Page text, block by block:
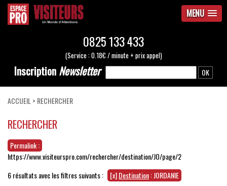
MENU
0825 133 433
(Service : 0.18€ / minute + prix appel)
InscriptionNewsletter
ACCUEIL > RECHERCHER
RECHERCHER
Permalink :
https://www.visiteurspro.com/rechercher/destination/JO/page/2
6 résultats avec les filtres suivants :
[x]Destination: JORDANIE